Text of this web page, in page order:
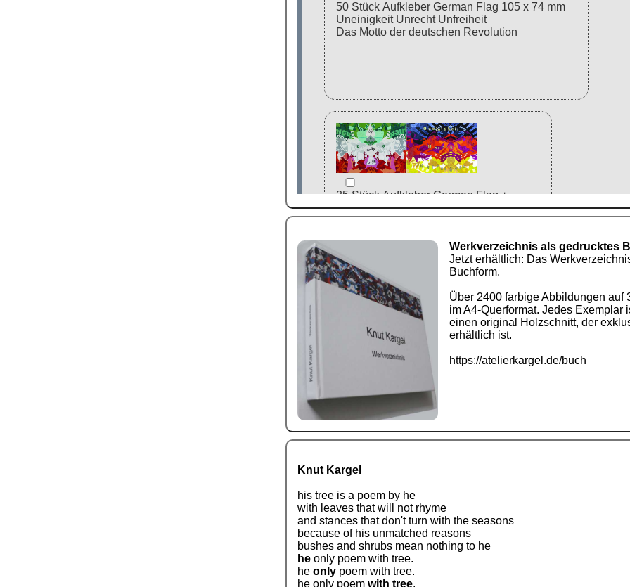
Werkverzeichnis als gedrucktes
Jetzt erhältlich: Das
Buchform.
Über 2400 farbige Abbildungen auf
im A4-Querformat. Jedes Exemplar
einen original Holzschnitt, der
erhältlich ist.
https://atelierkargel.de/buch
Knut Kargel
his tree is a poem by he
with leaves that will not rhyme
and stances that don't turn with the seasons
because of his unmatched reasons
bushes and shrubs mean nothing to he
he only poem with tree.
he only poem with tree.
he only poem with tree.